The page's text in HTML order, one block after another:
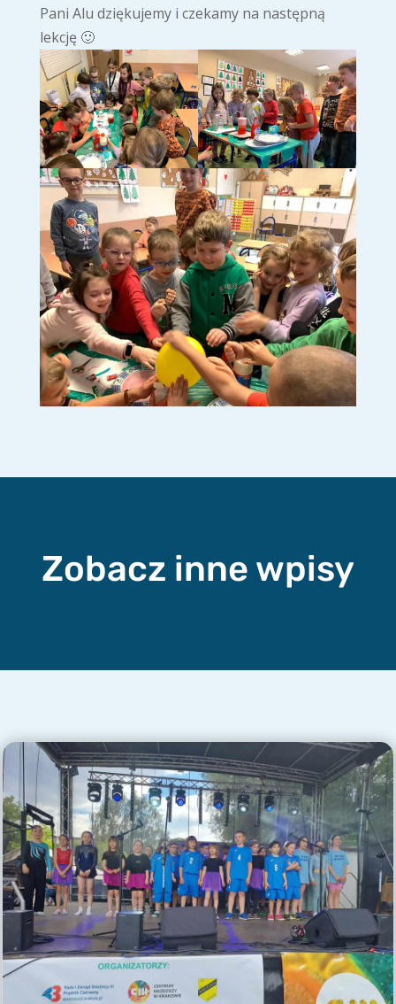
Pani Alu dziękujemy i czekamy na następną
lekcję 🙂
Zobacz inne wpisy